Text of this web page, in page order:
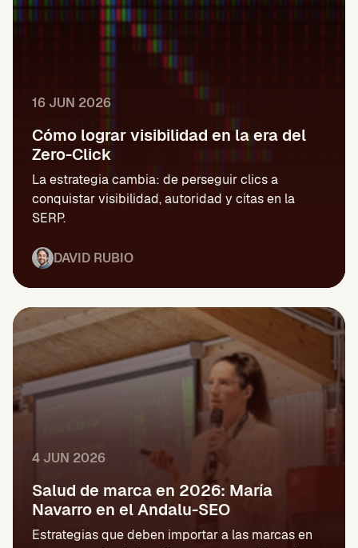
16 JUN 2026
Cómo lograr visibilidad en la era del
Zero-Click
La estrategia cambia: de perseguir clics a
conquistar visibilidad, autoridad y citas en la
SERP.
DAVID RUBIO
4 JUN 2026
Salud de marca en 2026: María
Navarro en el Andalu-SEO
Estrategias que deben importar a las marcas en